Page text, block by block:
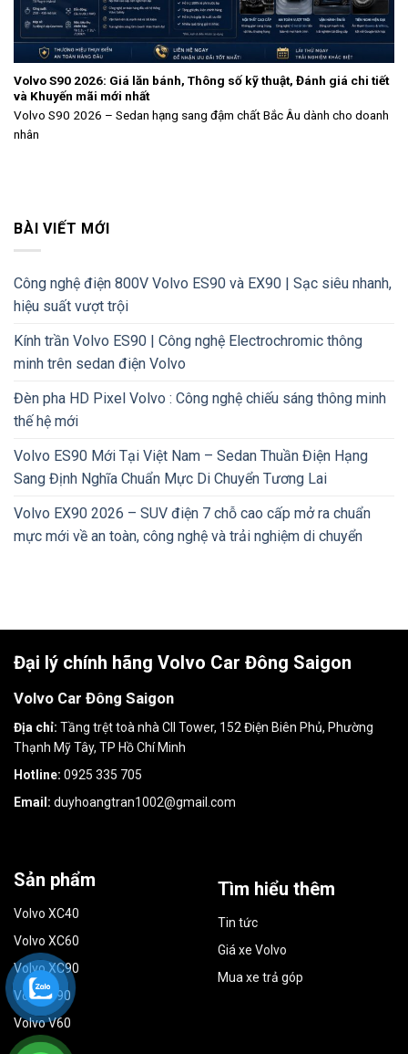
Volvo S90 2026: Giá lăn bánh, Thông số kỹ thuật, Đánh giá chi tiết
và Khuyến mãi mới nhất
Volvo S90 2026 – Sedan hạng sang đậm chất Bắc Âu dành cho doanh
nhân
BÀI VIẾT MỚI
Công nghệ điện 800V Volvo ES90 và EX90 | Sạc siêu nhanh,
hiệu suất vượt trội
Kính trần Volvo ES90 | Công nghệ Electrochromic thông
minh trên sedan điện Volvo
Đèn pha HD Pixel Volvo : Công nghệ chiếu sáng thông minh
thế hệ mới
Volvo ES90 Mới Tại Việt Nam – Sedan Thuần Điện Hạng
Sang Định Nghĩa Chuẩn Mực Di Chuyển Tương Lai
Volvo EX90 2026 – SUV điện 7 chỗ cao cấp mở ra chuẩn
mực mới về an toàn, công nghệ và trải nghiệm di chuyển
Đại lý chính hãng Volvo Car Đông Saigon
Volvo Car Đông Saigon
Địa chỉ: Tầng trệt toà nhà CII Tower, 152 Điện Biên Phủ, Phường
Thạnh Mỹ Tây, TP Hồ Chí Minh
Hotline: 0925 335 705
Email: duyhoangtran1002@gmail.com
Sản phẩm
Volvo XC40
Volvo XC60
Volvo XC90
Volvo S90
Volvo V60
Tìm hiểu thêm
Tin tức
Giá xe Volvo
Mua xe trả góp